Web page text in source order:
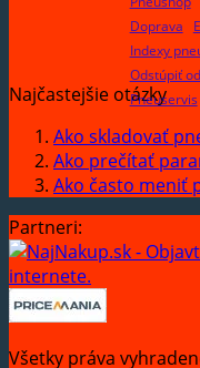
Doprava
Indexy
Odstúpiť
Pneuservis
Najčastejšie otázky
Ako skladovať
Ako prečítať
Ako často meniť
Partneri:
Všetky práva